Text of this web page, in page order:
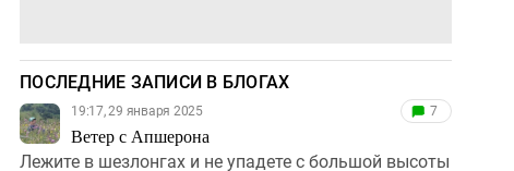
ПОСЛЕДНИЕ ЗАПИСИ В БЛОГАХ
19:17, 29 января 2025
Ветер с Апшерона
7
Лежите в шезлонгах и не упадете с большой высоты